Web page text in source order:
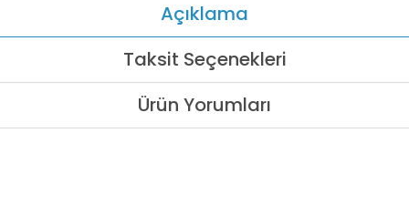
Açıklama
Taksit Seçenekleri
Ürün Yorumları